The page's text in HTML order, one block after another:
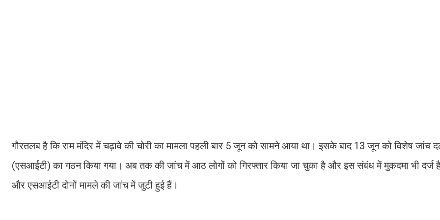
गौरतलब है कि राम मंदिर में चढ़ावे की चोरी का मामला पहली बार 5 जून को सामने आया था। इसके बाद 13 जून को विशेष जांच
(एसआईटी) का गठन किया गया। अब तक की जांच में आठ लोगों को गिरफ्तार किया जा चुका है और इस संबंध में मुकदमा भी दर्ज
और एसआईटी दोनों मामले की जांच में जुटी हुई हैं।